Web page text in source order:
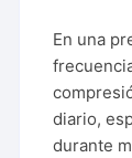
En una
diario,
durante